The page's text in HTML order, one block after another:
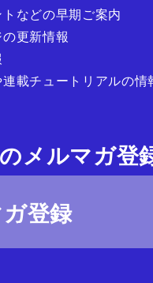
などの早期ご案内
更新情報
載チュートリアルの情
メルマガ登
登録